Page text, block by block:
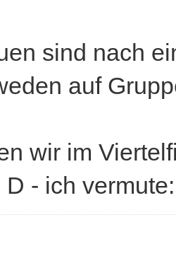
sind nach
auf
wir im
- ich